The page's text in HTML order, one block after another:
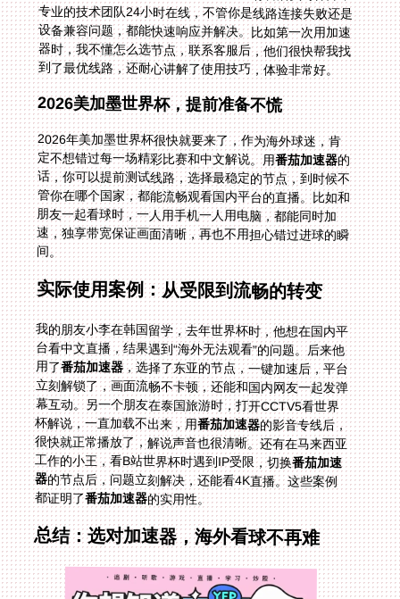
到了最优线路，还耐心讲解了使用技巧，体验非常好。
2026美加墨世界杯，提前准备不慌
2026年美加墨世界杯很快就要来了，作为海外球迷，肯
定不想错过每一场精彩比赛和中文解说。用番茄加速器的
话，你可以提前测试线路，选择最稳定的节点，到时候不
管你在哪个国家，都能流畅观看国内平台的直播。比如和
朋友一起看球时，一人用手机一人用电脑，都能同时加
速，独享带宽保证画面清晰，再也不用担心错过进球的瞬
间。
实际使用案例：从受限到流畅的转变
我的朋友小李在韩国留学，去年世界杯时，他想在国内平
台看中文直播，结果遇到“海外无法观看”的问题。后来他
用了番茄加速器，选择了东亚的节点，一键加速后，平台
立刻解锁了，画面流畅不卡顿，还能和国内网友一起发弹
幕互动。另一个朋友在泰国旅游时，打开CCTV5看世界
杯解说，一直加载不出来，用番茄加速器的影音专线后，
很快就正常播放了，解说声音也很清晰。还有在马来西亚
工作的小王，看B站世界杯时遇到IP受限，切换番茄加速
器的节点后，问题立刻解决，还能看4K直播。这些案例
都证明了番茄加速器的实用性。
总结：选对加速器，海外看球不再难